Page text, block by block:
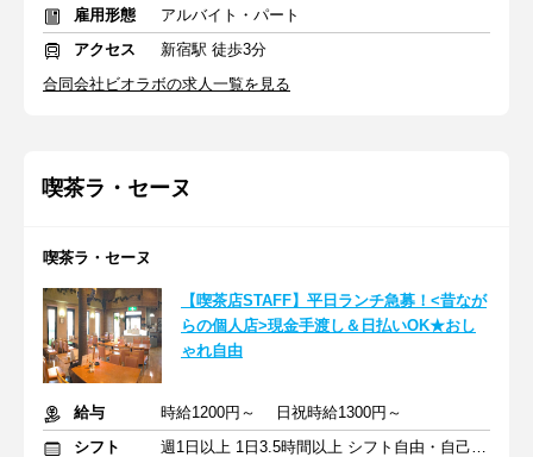
雇用形態
アルバイト・パート
アクセス
新宿駅 徒歩3分
合同会社ビオラボの求人一覧を見る
喫茶ラ・セーヌ
喫茶ラ・セーヌ
【喫茶店STAFF】平日ランチ急募！<昔なが
らの個人店>現金手渡し＆日払いOK★おし
ゃれ自由
給与
時給1200円～ 日祝時給1300円～
シフト
週1日以上 1日3.5時間以上 シフト自由・自己申告